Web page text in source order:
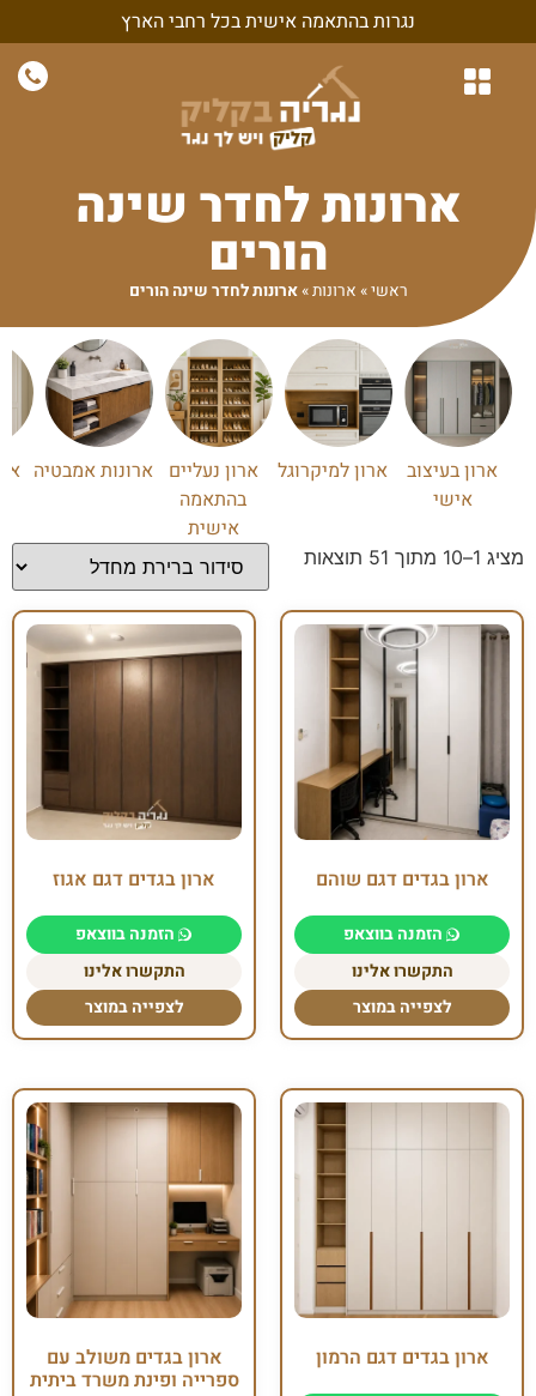
נגרות בהתאמה אישית בכל רחבי הארץ
ארונות לחדר שינה
הורים
ראשי» ארונות»ארונות לחדר שינה הורים
ארון בעיצוב
אישי
ארון למיקרוגל
ארון נעליים
בהתאמה
אישית
ארונות אמבטיה
מציג 1–10 מתוך 51 תוצאות
ארון בגדים דגם שוהם
הזמנה בווצאפ
התקשרו אלינו
לצפייה במוצר
ארון בגדים דגם אגוז
הזמנה בווצאפ
התקשרו אלינו
לצפייה במוצר
ארון בגדים דגם הרמון ארון בגדים משולב עם
ספרייה ופינת משרד ביתית